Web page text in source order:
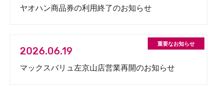
ヤオハン商品券の利用終了のお知らせ
2026.06.19
マックスバリュ左京山店営業再開のお知らせ